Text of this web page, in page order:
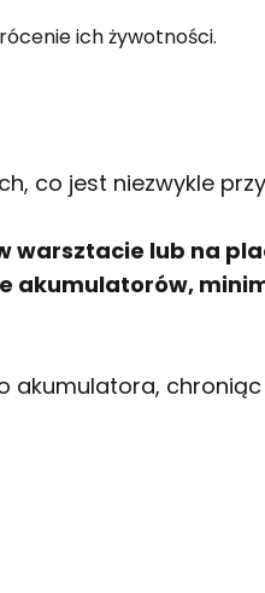
ich żywotności.
co jest niezwykle
warsztacie lub na
akumulatorów,
akumulatora,